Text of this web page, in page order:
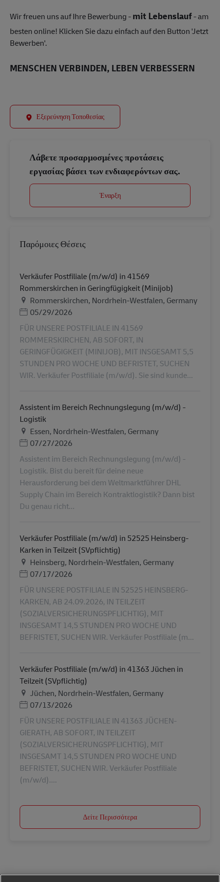
Wir freuen uns auf Ihre Bewerbung -mit Lebenslauf- am
besten online! Klicken Sie dazu einfach auf den Button 'Jetzt
Bewerben'.
MENSCHEN VERBINDEN, LEBEN VERBESSERN
Εξερεύνηση Τοποθεσίας
Λάβετε προσαρμοσμένες προτάσεις
εργασίας βάσει των ενδιαφερόντων σας.
Έναρξη
Παρόμοιες Θέσεις
Verkäufer Postfiliale (m/w/d) in 41569
Rommerskirchen in Geringfügigkeit (Minijob)
Τοποθεσία
Rommerskirchen, Nordrhein-Westfalen, Germany
Ημερομηνία Ανάρτησης
05/29/2026
FÜR UNSERE POSTFILIALE IN 41569
ROMMERSKIRCHEN, AB SOFORT, IN
GERINGFÜGIGKEIT (MINIJOB), MIT INSGESAMT 5,5
STUNDEN PRO WOCHE UND BEFRISTET, SUCHEN
WIR. Verkäufer Postfiliale (m/w/d). Sie sind kunde...
Assistent im Bereich Rechnungslegung (m/w/d) -
Logistik
Τοποθεσία
Essen, Nordrhein-Westfalen, Germany
Ημερομηνία Ανάρτησης
07/27/2026
Assistent im Bereich Rechnungslegung (m/w/d) -
Logistik. Bist du bereit für deine neue
Herausforderung bei dem Weltmarktführer DHL
Supply Chain im Bereich Kontraktlogistik? Dann bist
Du genau richt...
Verkäufer Postfiliale (m/w/d) in 52525 Heinsberg-
Karken in Teilzeit (SVpflichtig)
Τοποθεσία
Heinsberg, Nordrhein-Westfalen, Germany
Ημερομηνία Ανάρτησης
07/17/2026
FÜR UNSERE POSTFILIALE IN 52525 HEINSBERG-
KARKEN, AB 24.09.2026, IN TEILZEIT
(SOZIALVERSICHERUNGSPFLICHTIG), MIT
INSGESAMT 14,5 STUNDEN PRO WOCHE UND
BEFRISTET, SUCHEN WIR. Verkäufer Postfiliale (m...
Verkäufer Postfiliale (m/w/d) in 41363 Jüchen in
Teilzeit (SVpflichtig)
Τοποθεσία
Jüchen, Nordrhein-Westfalen, Germany
Ημερομηνία Ανάρτησης
07/13/2026
FÜR UNSERE POSTFILIALE IN 41363 JÜCHEN-
GIERATH, AB SOFORT, IN TEILZEIT
(SOZIALVERSICHERUNGSPFLICHTIG), MIT
INSGESAMT 14,5 STUNDEN PRO WOCHE UND
BEFRISTET, SUCHEN WIR. Verkäufer Postfiliale
(m/w/d)....
Δείτε Περισσότερα